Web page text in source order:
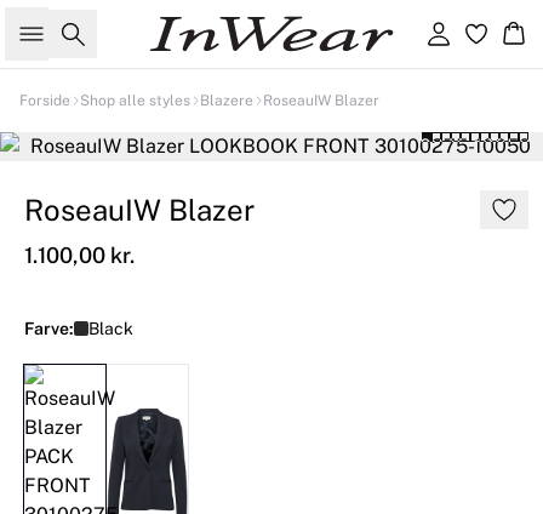
Søg Log ind
Forside Shop alle styles Blazere RoseauIW Blazer
RoseauIW Blazer
1.100,00 kr.
Farve: Black